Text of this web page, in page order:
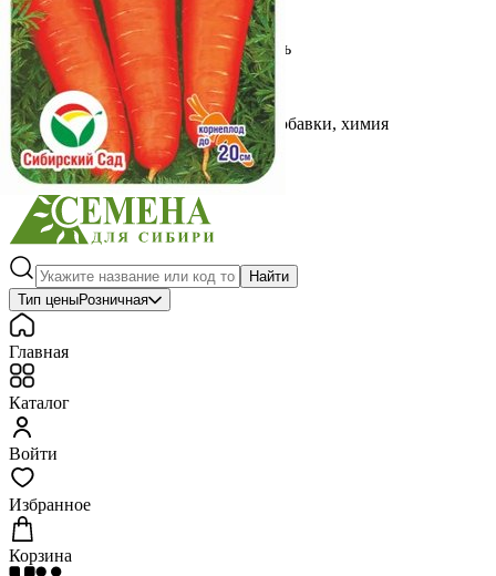
Посадочный материал
Садовый инструмент, инвентарь
Консервирование
Средства защиты, удобрения, добавки, химия
Обустройство сада, декор
Найти
Тип ценыРозничная
Главная
Каталог
Войти
Избранное
Корзина